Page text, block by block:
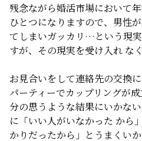
残念ながら婚活市場において
ひとつになりますので、男性
てしまいガッカリ…という現
すが、その現実を受け入れ な
お見合いをして連絡先の交換
パーティーでカップリングが
分の思うような結果にいかな
に「いい人がいなかった から
かりだったから」とうまくい